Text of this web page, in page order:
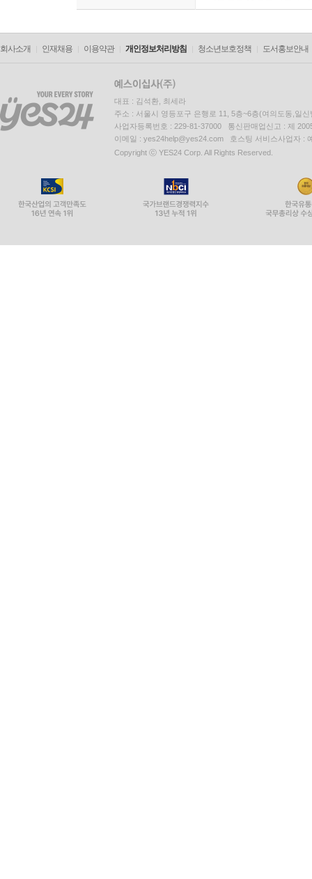
회사소개 인재채용 이용약관 개인정보처리방침 청소년보호정책 도서홍보안내
대표 : 김석환, 최세라
주소 : 서울시 영등포구 은행로 11, 5층~6층(여의도동,일신
사업자등록번호 : 229-81-37000 통신판매업신고 : 제
이메일 : yes24help@yes24.com 호스팅 서비스사업자 :
Copyright ⓒ YES24 Corp. All Rights Reserved.